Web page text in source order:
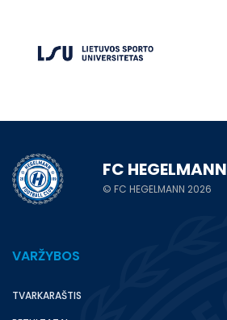
FC HEGELMANN
© FC HEGELMANN 2026
VARŽYBOS
TVARKARAŠTIS